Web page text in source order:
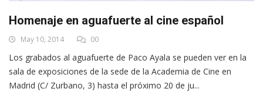
Homenaje en aguafuerte al cine español
May 10, 2014 00
Los grabados al aguafuerte de Paco Ayala se pueden ver en la
sala de exposiciones de la sede de la Academia de Cine en
Madrid (C/ Zurbano, 3) hasta el próximo 20 de ju...